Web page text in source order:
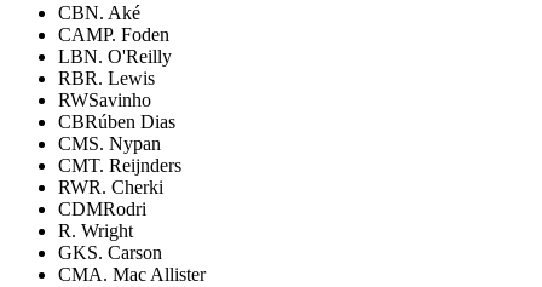
CBN. Aké
CAMP. Foden
LBN. O'Reilly
RBR. Lewis
RWSavinho
CBRúben Dias
CMS. Nypan
CMT. Reijnders
RWR. Cherki
CDMRodri
R. Wright
GKS. Carson
CMA. Mac Allister